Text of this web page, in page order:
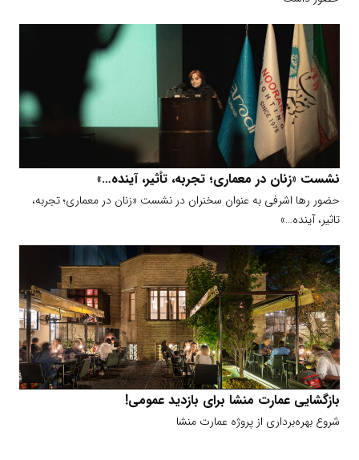
نشست «زنان در معماری؛ تجربه، تأثیر، آینده…»
حضور رها اشرفی به عنوان سخنران در نشست «زنان در معماری؛ تجربه،
تاثیر، آینده…»
بازگشایی عمارت منشا برای بازدید عمومی!
شروع بهره‌برداری از پروژه عمارت منشا